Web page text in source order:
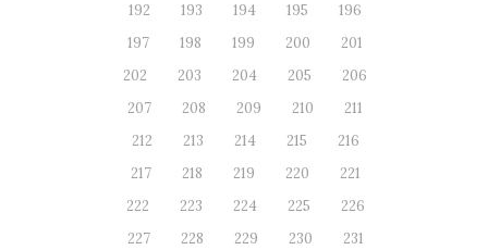
192
193 194 195
196
197
198 199 200
201
202
203 204 205
206
207
208 209 210
211
212
213 214 215
216
217
218 219 220
221
222
223 224 225
226
227
228 229 230
231